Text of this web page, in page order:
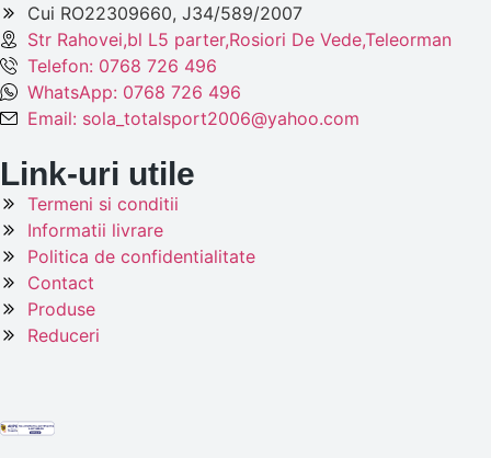
Cui RO22309660, J34/589/2007
Str Rahovei,bl L5 parter,Rosiori De Vede,Teleorman
Telefon: 0768 726 496
WhatsApp: 0768 726 496
Email: sola_totalsport2006@yahoo.com
Link-uri utile
Termeni si conditii
Informatii livrare
Politica de confidentialitate
Contact
Produse
Reduceri